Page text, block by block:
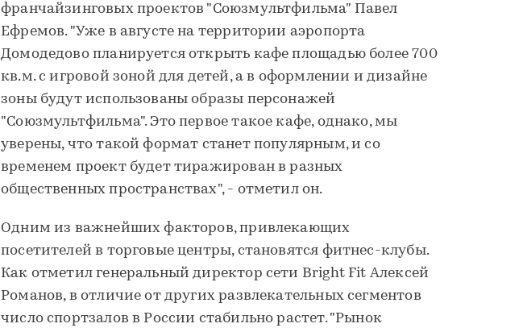
франчайзинговых проектов "Союзмультфильма" Павел
Ефремов. "Уже в августе на территории аэропорта
Домодедово планируется открыть кафе площадью более 700
кв.м. с игровой зоной для детей, а в оформлении и дизайне
зоны будут использованы образы персонажей
"Союзмультфильма". Это первое такое кафе, однако, мы
уверены, что такой формат станет популярным, и со
временем проект будет тиражирован в разных
общественных пространствах", - отметил он.
Одним из важнейших факторов, привлекающих
посетителей в торговые центры, становятся фитнес-клубы.
Как отметил генеральный директор сети Bright Fit Алексей
Романов, в отличие от других развлекательных сегментов
число спортзалов в России стабильно растет. "Рынок